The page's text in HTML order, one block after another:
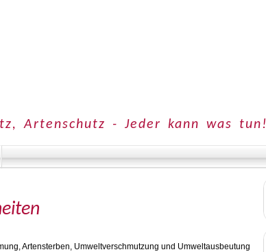
Artenschutz - Jeder kann was tun!
Artensterben, Umweltverschmutzung und Umweltausbeutung